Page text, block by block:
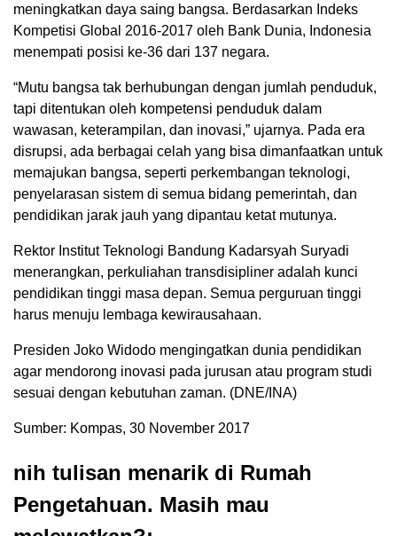
meningkatkan daya saing bangsa. Berdasarkan Indeks
Kompetisi Global 2016-2017 oleh Bank Dunia, Indonesia
menempati posisi ke-36 dari 137 negara.
“Mutu bangsa tak berhubungan dengan jumlah penduduk,
tapi ditentukan oleh kompetensi penduduk dalam
wawasan, keterampilan, dan inovasi,” ujarnya. Pada era
disrupsi, ada berbagai celah yang bisa dimanfaatkan untuk
memajukan bangsa, seperti perkembangan teknologi,
penyelarasan sistem di semua bidang pemerintah, dan
pendidikan jarak jauh yang dipantau ketat mutunya.
Rektor Institut Teknologi Bandung Kadarsyah Suryadi
menerangkan, perkuliahan transdisipliner adalah kunci
pendidikan tinggi masa depan. Semua perguruan tinggi
harus menuju lembaga kewirausahaan.
Presiden Joko Widodo mengingatkan dunia pendidikan
agar mendorong inovasi pada jurusan atau program studi
sesuai dengan kebutuhan zaman. (DNE/INA)
Sumber: Kompas, 30 November 2017
nih tulisan menarik di Rumah
Pengetahuan. Masih mau